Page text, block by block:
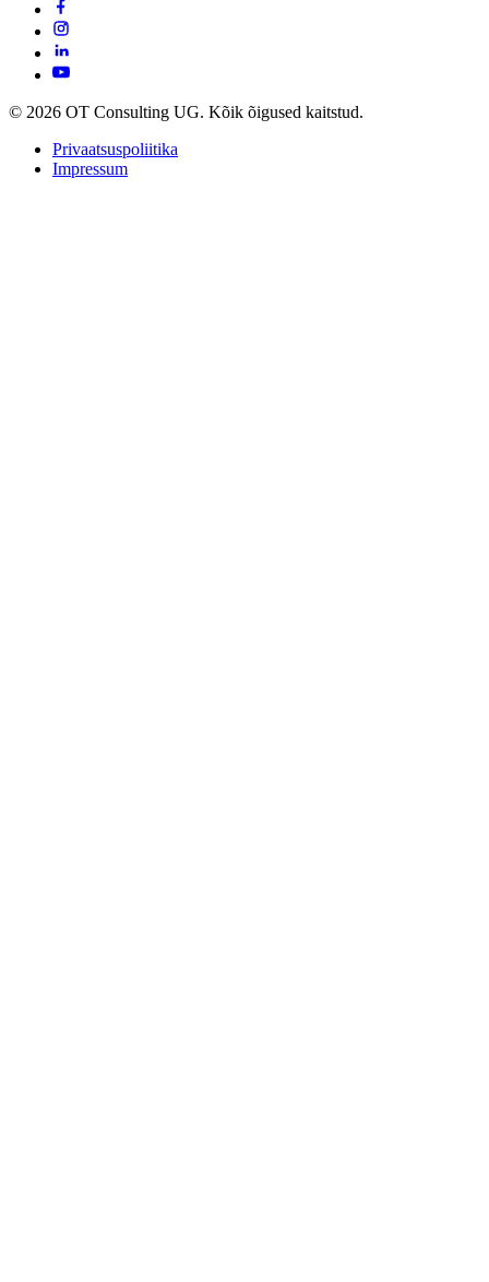
© 2026 OT Consulting UG. Kõik õigused kaitstud.
Privaatsuspoliitika
Impressum